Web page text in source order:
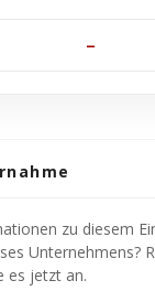
–
zu diesem
Unternehmens?
es jetzt an.